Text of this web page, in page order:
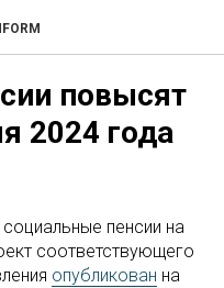
повысят
2024 года
пенсии на
соответствующего
опубликован на